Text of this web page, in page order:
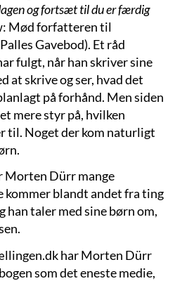
og fortsæt til du er færdig
Mød forfatteren til
Gavebod). Et råd
fulgt, når han skriver sine
at skrive og ser, hvad det
på forhånd. Men siden
mere styr på, hvilken
til. Noget der kom naturligt
Morten Dürr mange
kommer blandt andet fra ting
han taler med sine børn om,
har Morten Dürr
som det eneste medie,